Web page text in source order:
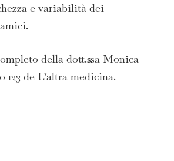
e variabilità dei
della dott.ssa Monica
123 de L’altra medicina.